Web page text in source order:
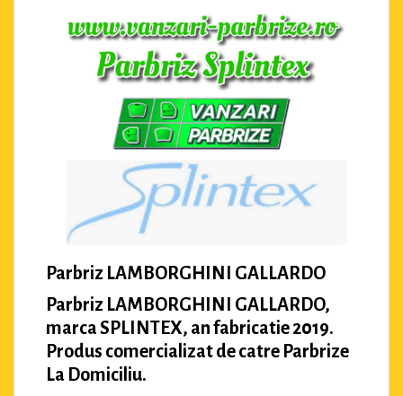
Parbriz LAMBORGHINI GALLARDO
Parbriz LAMBORGHINI GALLARDO,
marca SPLINTEX, an fabricatie 2019.
Produs comercializat de catre Parbrize
La Domiciliu.